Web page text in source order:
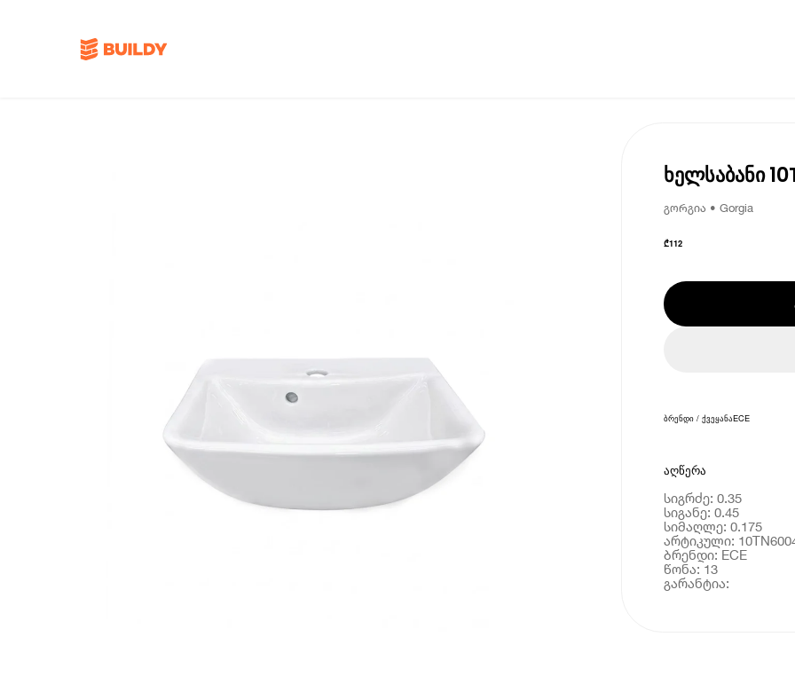
ხელსაბანი
გორგია • Gorgia
₾112
ბრენდი / ქვეყანაECE
აღწერა
სიგრძე: 0.35
სიგანე: 0.45
სიმაღლე: 0.175
არტიკული:
ბრენდი: ECE
წონა: 13